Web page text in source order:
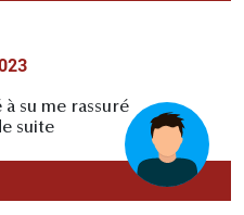
à su me rassuré
suite